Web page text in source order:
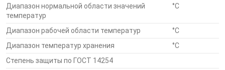
Датчики изготовлены из материалов и
комплектующих лучших мировых производителей
Герметизация тензо- и термочувствительной схем
нержавеющей стали, прикрепленными к упругому
Диапазон нормальной области значений
температур
°С
Диапазон рабочей области температур
°С
Диапазон температур хранения
°С
Степень защиты по ГОСТ 14254